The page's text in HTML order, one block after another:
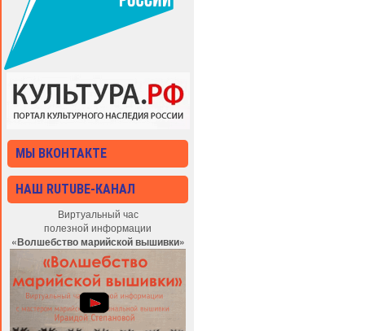
МЫ ВКОНТАКТЕ
НАШ RUTUBE-КАНАЛ
Виртуальный час
полезной информации
«Волшебство марийской вышивки»